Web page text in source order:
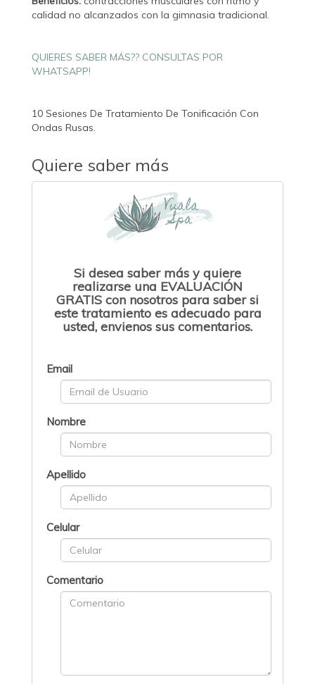
calidad no alcanzados con la gimnasia tradicional.
QUIERES SABER MÁS?? CONSULTAS POR
WHATSAPP!
10 Sesiones De Tratamiento De Tonificación Con
Ondas Rusas.
Quiere saber más
Si desea saber más y quiere
realizarse una EVALUACIÓN
GRATIS con nosotros para saber si
este tratamiento es adecuado para
usted, envienos sus comentarios.
Email
Nombre
Apellido
Celular
Comentario